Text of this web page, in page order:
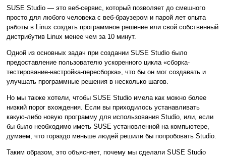
SUSE Studio — это веб-сервис, который позволяет до смешного
просто для любого человека с веб-браузером и парой лет опыта
работы в Linux создать программное решение или свой собственный
дистрибутив Linux менее чем за 10 минут.
Одной из основных задач при создании SUSE Studio было
предоставление пользователю ускоренного цикла «сборка-
тестирование-настройка-пересборка», что бы он мог создавать и
улучшать программные решения в несколько шагов.
Но мы также хотели, чтобы SUSE Studio имела как можно более
низкий порог вхождения. Если вы приходилось устанавливать
какую-либо новую программу для использования Studio, или, если
бы было необходимо иметь SUSE установленной на компьютере,
думаем, что гораздо меньше людей решили бы попробовать Studio.
Таким образом, это объясняет, почему мы сделали SUSE Studio